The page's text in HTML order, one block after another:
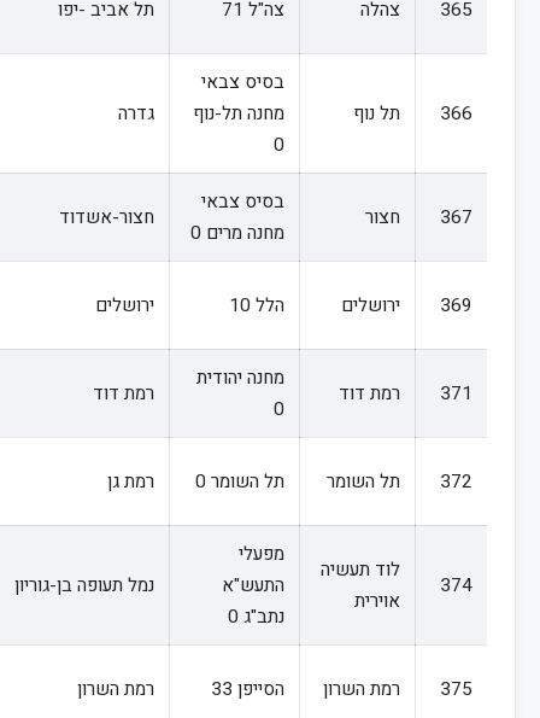
365 צהלה צה"ל 71 תל אביב -יפו
366 תל נוף
בסיס צבאי
מחנה תל-נוף
0
גדרה
367 חצור
בסיס צבאי
מחנה מרים 0
חצור-אשדוד
369 ירושלים הלל 10 ירושלים
371 רמת דוד
מחנה יהודית
0
רמת דוד
372 תל השומר תל השומר 0 רמת גן
374
לוד תעשיה
אוירית
מפעלי
התעש"א
נתב"ג 0
נמל תעופה בן-גוריון
375 רמת השרון הסייפן 33 רמת השרון